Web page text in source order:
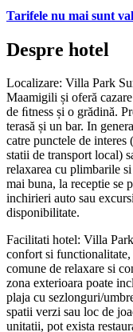
Tarifele nu mai sunt
Despre hotel
Localizare: Villa Park
Maamigili și oferă
de ﬁtness și o grădină.
terasă și un bar. In
catre punctele de interes
statii de transport local)
relaxarea cu plimbarile
mai buna, la receptie se
inchirieri auto sau
disponibilitate.
Facilitati hotel: Villa
confort si
comune de relaxare si
zona exterioara poate
plaja cu sezlonguri/
spatii verzi sau loc de
unitatii, pot exista